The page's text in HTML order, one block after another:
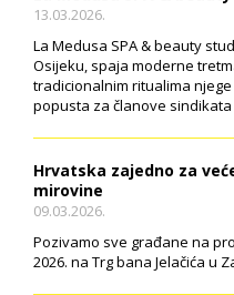
13.03.2026.
La Medusa SPA & beauty
Osijeku, spaja moderne
tradicionalnim ritualima njege
popusta za članove sindikata
Hrvatska zajedno za
mirovine
09.03.2026.
Pozivamo sve građane na
2026. na Trg bana Jelačića u